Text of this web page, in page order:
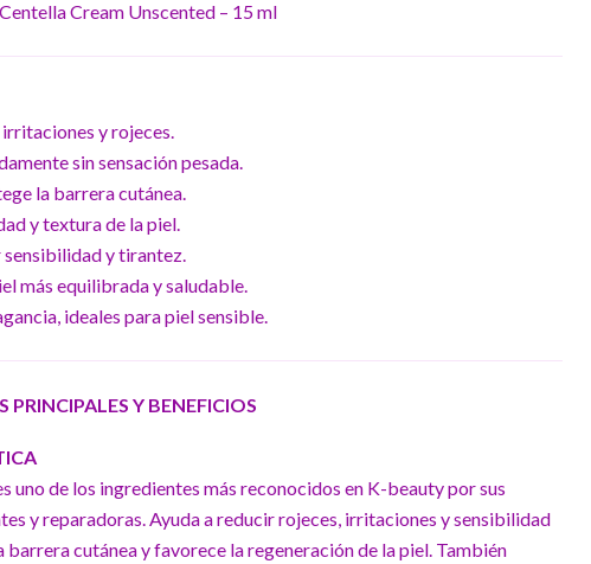
Cream Unscented – 15 ml
y rojeces.
sin sensación pesada.
la barrera cutánea.
y textura de la piel.
sensibilidad y tirantez.
más equilibrada y saludable.
ideales para piel sensible.
Y BENEFICIOS
uno de los ingredientes más reconocidos en K-beauty por sus
y reparadoras. Ayuda a reducir rojeces, irritaciones y sensibilidad
cutánea y favorece la regeneración de la piel. También